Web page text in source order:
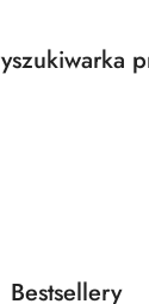
Produkty
Bestsellery